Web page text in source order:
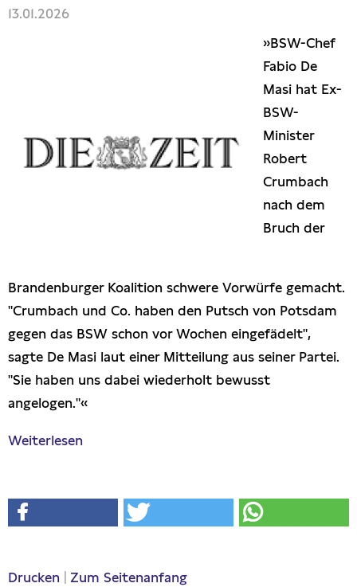
Publikationen
13.01.2026
»BSW-Chef
Fabio De
Masi hat Ex-
BSW-
Minister
Robert
Crumbach
nach dem
Bruch der
Brandenburger Koalition schwere Vorwürfe gemacht.
"Crumbach und Co. haben den Putsch von Potsdam
gegen das BSW schon vor Wochen eingefädelt",
sagte De Masi laut einer Mitteilung aus seiner Partei.
"Sie haben uns dabei wiederholt bewusst
angelogen."«
Weiterlesen
Drucken Zum Seitenanfang